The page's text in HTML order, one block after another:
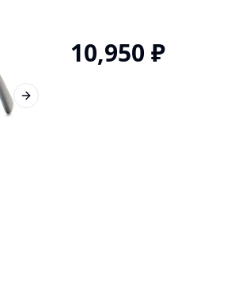
Next slide
10,950 ₽